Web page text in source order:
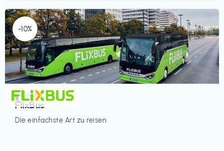
-10%
Mobilität
FlixBus
Die einfachste Art zu reisen
€‎